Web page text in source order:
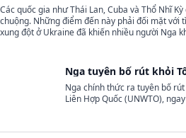
Các quốc gia như Thái Lan, Cuba và Thổ Nhĩ
chuộng. Những điểm đến này phải đối mặt với
xung đột ở Ukraine đã khiến nhiều người Nga
Nga tuyên bố rút khỏi
Nga chính thức ra tuyên bố
Liên Hợp Quốc (UNWTO),